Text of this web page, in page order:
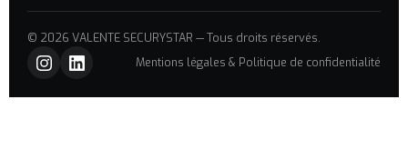
© 2026 VALENTE SECURYSTAR — Tous droits réservés.
Mentions légales & Politique de confidentialité